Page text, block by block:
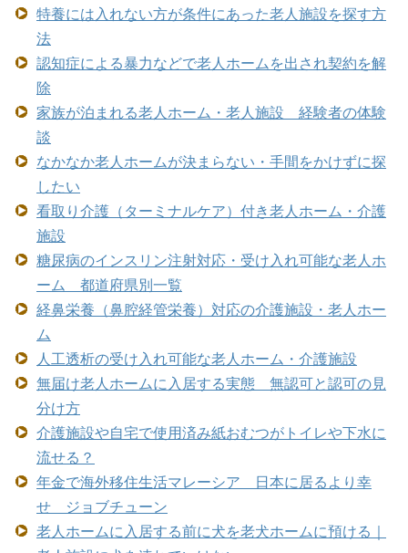
特養には入れない方が条件にあった老人施設を探す方
法
認知症による暴力などで老人ホームを出され契約を解
除
家族が泊まれる老人ホーム・老人施設 経験者の体験
談
なかなか老人ホームが決まらない・手間をかけずに探
したい
看取り介護（ターミナルケア）付き老人ホーム・介護
施設
糖尿病のインスリン注射対応・受け入れ可能な老人ホ
ーム 都道府県別一覧
経鼻栄養（鼻腔経管栄養）対応の介護施設・老人ホー
ム
人工透析の受け入れ可能な老人ホーム・介護施設
無届け老人ホームに入居する実態 無認可と認可の見
分け方
介護施設や自宅で使用済み紙おむつがトイレや下水に
流せる？
年金で海外移住生活マレーシア 日本に居るより幸
せ ジョブチューン
老人ホームに入居する前に犬を老犬ホームに預ける｜